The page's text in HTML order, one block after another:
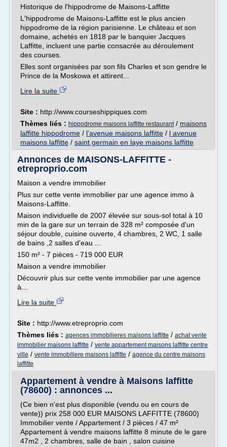
Historique de l'hippodrome de Maisons-Laffitte
L'hippodrome de Maisons-Laffitte est le plus ancien
hippodrome de la région parisienne. Le château et son
domaine, achetés en 1818 par le banquier Jacques
Laffitte, incluent une partie consacrée au déroulement
des courses.
Elles sont organisées par son fils Charles et son gendre le
Prince de la Moskowa et attirent...
Lire la suite
Site : http://www.courseshippiques.com
Thèmes liés : hippodrome maisons laffitte restaurant/ maisons
laffitte hippodrome / l'avenue maisons laffitte / l avenue
maisons laffitte / saint germain en laye maisons laffitte
Annonces de MAISONS-LAFFITTE -
etreproprio.com
Maison a vendre immobilier
Plus sur cette vente immobilier par une agence immo à
Maisons-Laffitte.
Maison individuelle de 2007 élevée sur sous-sol total à 10
min de la gare sur un terrain de 328 m² composée d'un
séjour double, cuisine ouverte, 4 chambres, 2 WC, 1 salle
de bains ,2 salles d'eau ...
150 m² - 7 pièces - 719 000 EUR
Maison a vendre immobilier
Découvrir plus sur cette vente immobilier par une agence
à...
Lire la suite
Site : http://www.etreproprio.com
Thèmes liés : agences immobilieres maisons laffitte / achat vente
immobilier maisons laffitte / vente appartement maisons laffitte centre
ville / vente immobiliere maisons laffitte / agence du centre maisons
laffitte
Appartement à vendre à Maisons laffitte
(78600) : annonces ...
(Ce bien n'est plus disponible (vendu ou en cours de
vente)) prix 258 000 EUR MAISONS LAFFITTE (78600)
Immobilier vente / Appartement / 3 pièces / 47 m²
Appartement à vendre maisons laffitte 8 minute de le gare
47m2 , 2 chambres, salle de bain , salon cuisine